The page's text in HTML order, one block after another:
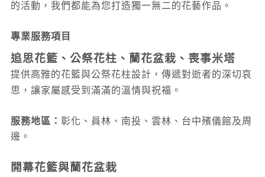
的活動，我們都能為您打造獨一無二的花藝作品。
專業服務項目
追思花籃、公祭花柱、蘭花盆栽、喪事米塔
提供高雅的花籃與公祭花柱設計，傳遞對逝者的深切哀
思，讓家屬感受到滿滿的溫情與祝福。
服務地區： 彰化、員林、南投 、雲林 、台中殯儀館及周
邊。
開幕花籃與蘭花盆栽